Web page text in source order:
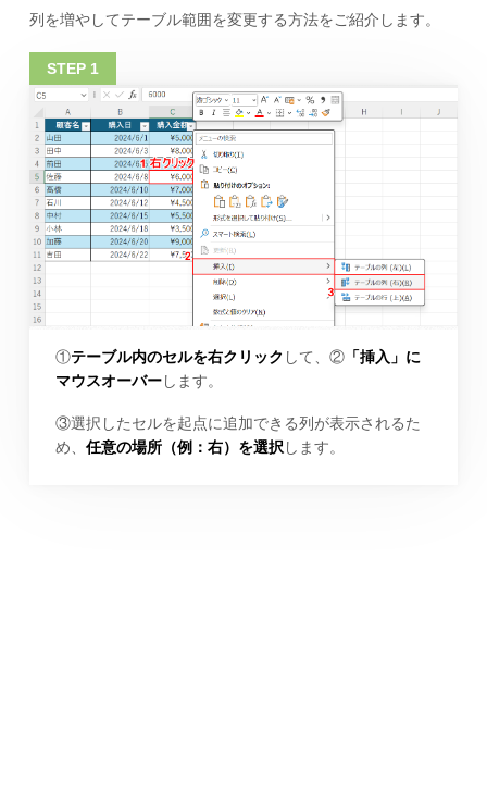
列を増やしてテーブル範囲を変更する方法をご紹介します。
①テーブル内のセルを右クリック して、②「挿入」に
マウスオーバーします。
③選択したセルを起点に追加できる列が表示されるた
め、 任意の場所（例：右）を選択 します。